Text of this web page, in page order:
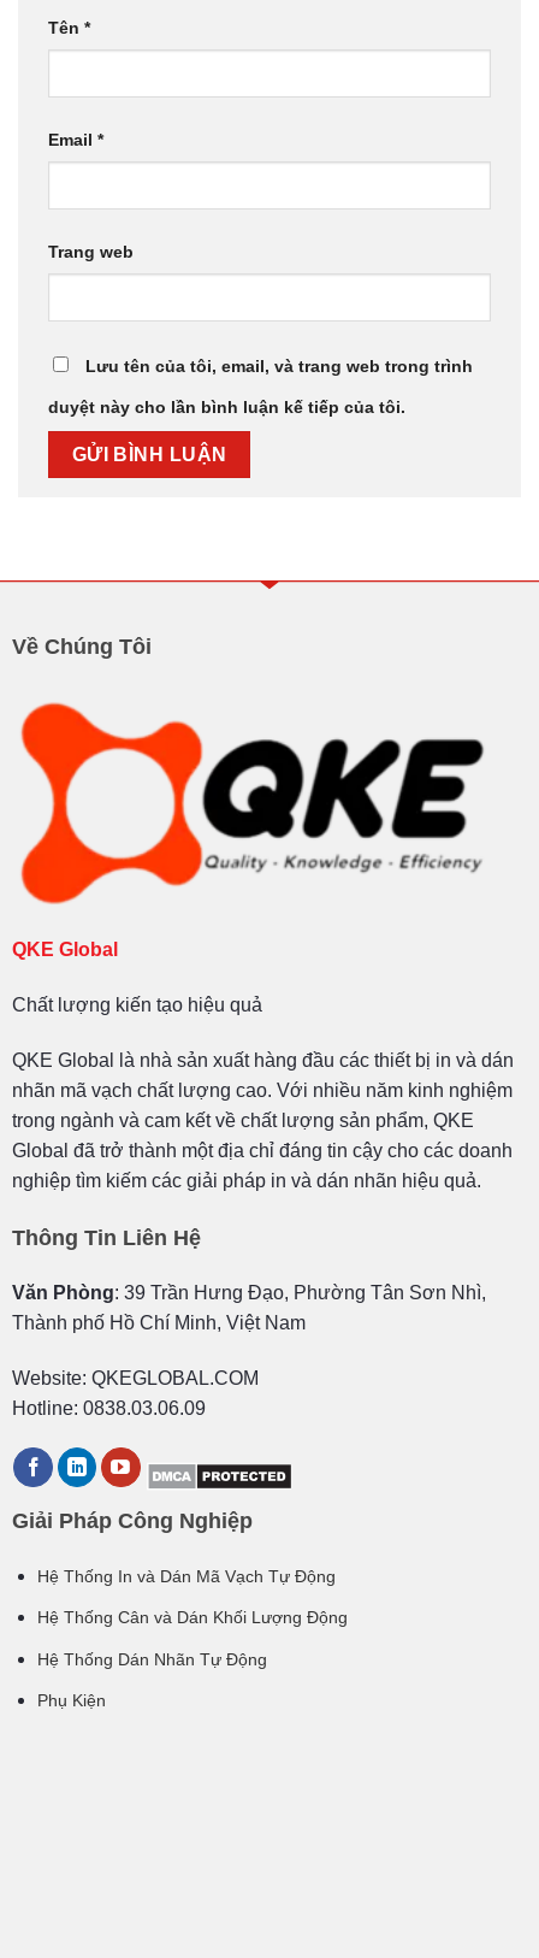
Tên *
Email *
Trang web
Lưu tên của tôi, email, và trang web trong trình
duyệt này cho lần bình luận kế tiếp của tôi.
Về Chúng Tôi
QKE Global
Chất lượng kiến tạo hiệu quả
QKE Global là nhà sản xuất hàng đầu các thiết bị in và dán
nhãn mã vạch chất lượng cao. Với nhiều năm kinh nghiệm
trong ngành và cam kết về chất lượng sản phẩm, QKE
Global đã trở thành một địa chỉ đáng tin cậy cho các doanh
nghiệp tìm kiếm các giải pháp in và dán nhãn hiệu quả.
Thông Tin Liên Hệ
Văn Phòng: 39 Trần Hưng Đạo, Phường Tân Sơn Nhì,
Thành phố Hồ Chí Minh, Việt Nam
Website: QKEGLOBAL.COM
Hotline: 0838.03.06.09
Giải Pháp Công Nghiệp
Hệ Thống In và Dán Mã Vạch Tự Động
Hệ Thống Cân và Dán Khối Lượng Động
Hệ Thống Dán Nhãn Tự Động
Phụ Kiện